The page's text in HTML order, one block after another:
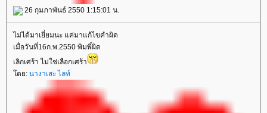
26 กุมภาพันธ์ 2550 1:15:01 น.
ไม่ได้มาเยี่ยมนะ แค่มาแก้ไขคำผิด
เมื่อวันที่16ก.พ.2550 พิมพิ์ผิด
เลิกเศร้า ไม่ใช่เลือกเศร้า
ดย: นางาเสะ ไลท์